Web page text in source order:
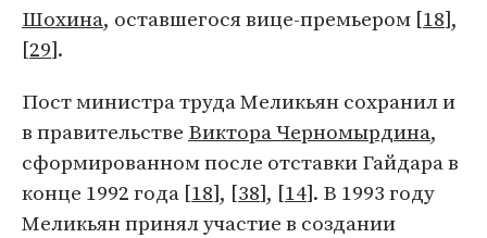
Шохина, оставшегося вице-премьером [18],
[29].
Пост министра труда Меликьян сохранил и
в правительстве Виктора Черномырдина,
сформированном после отставки Гайдара в
конце 1992 года [18], [38], [14]. В 1993 году
Меликьян принял участие в создании